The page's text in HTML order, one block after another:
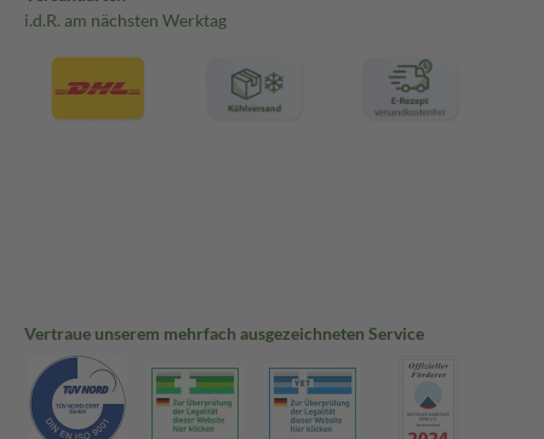
i.d.R. am nächsten Werktag
Vertraue unserem mehrfach ausgezeichneten Service